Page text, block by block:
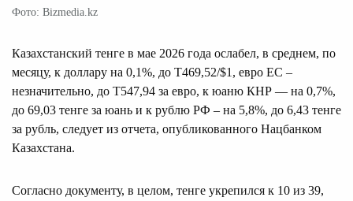
Фото: Bizmedia.kz
Казахстанский тенге в мае 2026 года ослабел, в среднем, по
месяцу, к доллару на 0,1%, до Т469,52/$1, евро ЕС –
незначительно, до Т547,94 за евро, к юаню КНР — на 0,7%,
до 69,03 тенге за юань и к рублю РФ – на 5,8%, до 6,43 тенге
за рубль, следует из отчета, опубликованного Нацбанком
Казахстана.
Согласно документу, в целом, тенге укрепился к 10 из 39,